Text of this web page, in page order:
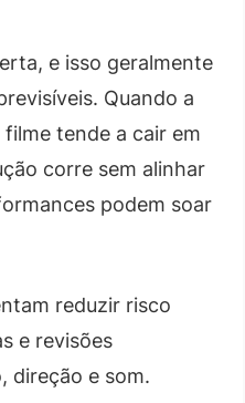
e isso geralmente
Quando a
tende a cair em
corre sem alinhar
podem soar
reduzir risco
e revisões
direção e som.